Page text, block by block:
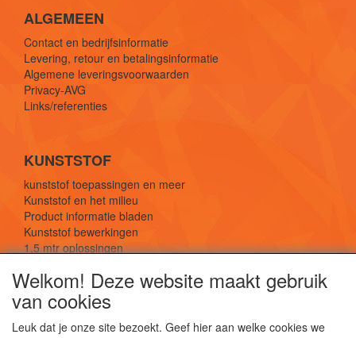
ALGEMEEN
Contact en bedrijfsinformatie
Levering, retour en betalingsinformatie
Algemene leveringsvoorwaarden
Privacy-AVG
Links/referenties
KUNSTSTOF
kunststof toepassingen en meer
Kunststof en het milieu
Product informatie bladen
Kunststof bewerkingen
1,5 mtr oplossingen
SOCIALE MEDIA
Welkom! Deze website maakt gebruik
van cookies
Leuk dat je onze site bezoekt. Geef hier aan welke cookies we